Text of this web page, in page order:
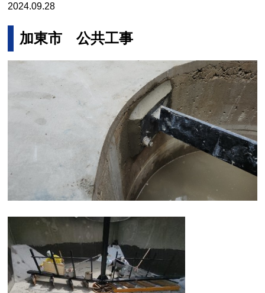
2024.09.28
加東市 公共工事